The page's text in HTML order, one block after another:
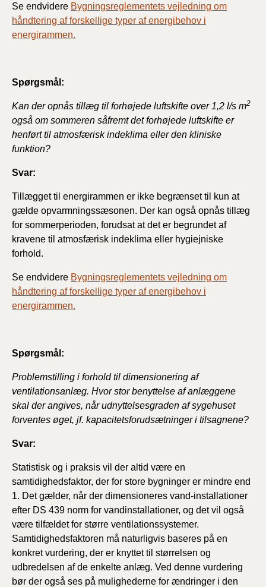
Se endvidere Bygningsreglementets vejledning om
håndtering af forskellige typer af energibehov i
energirammen.
Spørgsmål:
Kan der opnås tillæg til forhøjede luftskifte over 1,2 l/s m2
også om sommeren såfremt det forhøjede luftskifte er
henført til atmosfærisk indeklima eller den kliniske
funktion?
Svar:
Tillægget til energirammen er ikke begrænset til kun at
gælde opvarmningssæsonen. Der kan også opnås tillæg
for sommerperioden, forudsat at det er begrundet af
kravene til atmosfærisk indeklima eller hygiejniske
forhold.
Se endvidere Bygningsreglementets vejledning om
håndtering af forskellige typer af energibehov i
energirammen.
Spørgsmål:
Problemstilling i forhold til dimensionering af
ventilationsanlæg. Hvor stor benyttelse af anlæggene
skal der angives, når udnyttelsesgraden af sygehuset
forventes øget, jf. kapacitetsforudsætninger i tilsagnene?
Svar:
Statistisk og i praksis vil der altid være en
samtidighedsfaktor, der for store bygninger er mindre end
1. Det gælder, når der dimensioneres vand-installationer
efter DS 439 norm for vandinstallationer, og det vil også
være tilfældet for større ventilationssystemer.
Samtidighedsfaktoren må naturligvis baseres på en
konkret vurdering, der er knyttet til størrelsen og
udbredelsen af de enkelte anlæg. Ved denne vurdering
bør der også ses på mulighederne for ændringer i den